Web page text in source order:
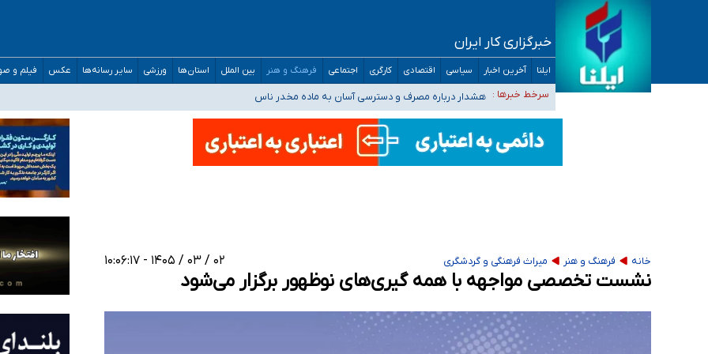
خبرگزاری کار ایران
ایلنا آخرین اخبار سیاسی اقتصادی کارگری اجتماعی فرهنگ و هنر بین الملل استان‌ها ورزشی سایر رسانه‌ها عکس فیلم و
سرخط خبرها :
ثبت‌نام بخش عمده دانش‌آموزان مدارس ایرانی امارات در کشور/ درباره محصلان باقی‌مانده در دبی متناسب با شرایط جدید
هشدار درباره مصرف و دسترسی آسان به ماده مخدر ناس
بازگشت اساتید دانشگاه فرهنگیان به کجا رسید؟
۵۵۶ هزار نفر در صف وام ازدواج/ بانک سرمایه با وجود ۲۵۰ متقاضی، تاکنون هیچ فقره وامی پرداخت نکرده است
کسانی که خواهان ادامه جنگ هستند، برنامه خود را برای اداره کشور ارائه کنند
خانه فرهنگ و هنر میراث فرهنگی و گردشگری ۰۲ / ۰۳ / ۱۴۰۵ - ۱۰:۰۶:۱۷
نشست تخصصی مواجهه با همه گیری‌های نوظهور برگزار می‌شود